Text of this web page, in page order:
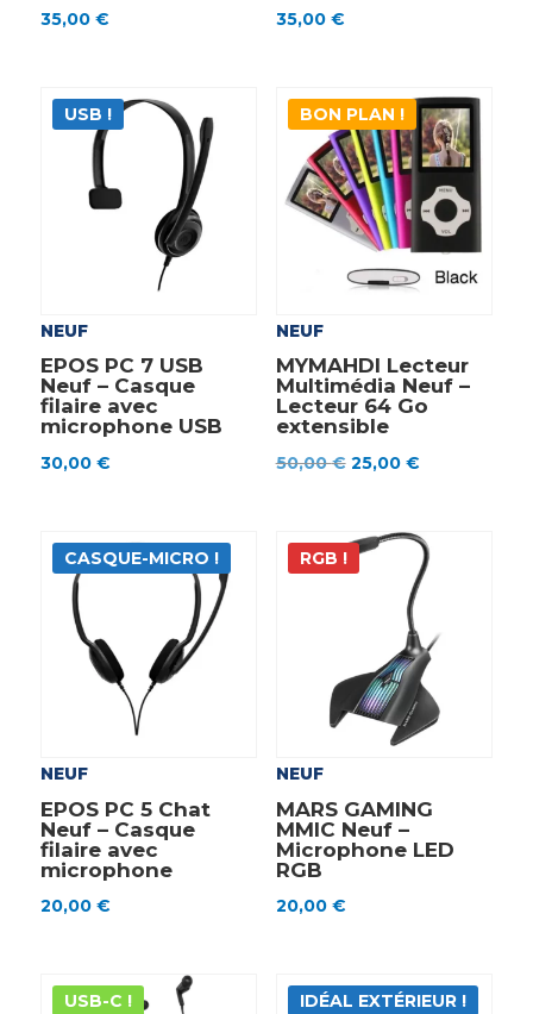
35,00 € 35,00 €
USB !
NEUF
EPOS PC 7 USB
Neuf – Casque
filaire avec
microphone USB
30,00 €
BON PLAN !
NEUF
MYMAHDI Lecteur
Multimédia Neuf –
Lecteur 64 Go
extensible
50,00€ Le
était :
50,00 €.
25,00 €Le
est :
25,00 €.
CASQUE-MICRO !
NEUF
EPOS PC 5 Chat
Neuf – Casque
filaire avec
microphone
20,00 €
RGB !
NEUF
MARS GAMING
MMIC Neuf –
Microphone LED
RGB
20,00 €
USB-C ! IDÉAL EXTÉRIEUR !